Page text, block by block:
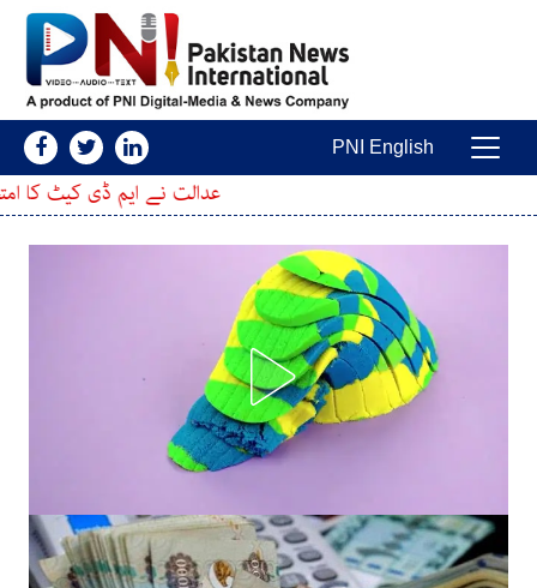
Main Navigation
PNI English
عدالت نے ایم ڈی کیٹ کا امتحان ملتوی کرنے